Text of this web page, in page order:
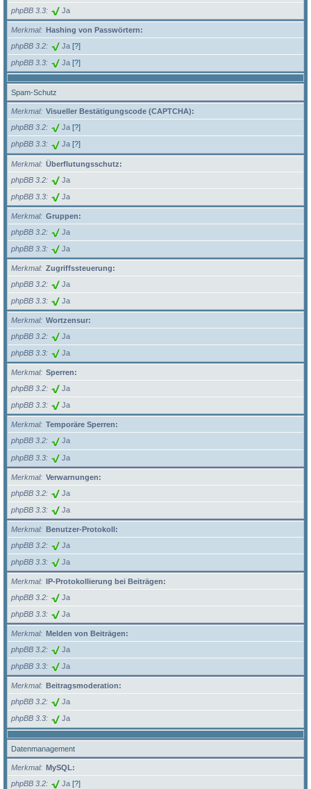
phpBB 3.3 Ja
Merkmal
Hashing von Passwörtern:
phpBB 3.2
Ja [?]
phpBB 3.3 Ja [?]
Spam-Schutz
Merkmal
Visueller Bestätigungscode (CAPTCHA):
phpBB 3.2
Ja [?]
phpBB 3.3 Ja [?]
Merkmal
Überflutungsschutz:
phpBB 3.2
Ja
phpBB 3.3 Ja
Merkmal
Gruppen:
phpBB 3.2
Ja
phpBB 3.3 Ja
Merkmal
Zugriffssteuerung:
phpBB 3.2
Ja
phpBB 3.3 Ja
Merkmal
Wortzensur:
phpBB 3.2
Ja
phpBB 3.3 Ja
Merkmal
Sperren:
phpBB 3.2
Ja
phpBB 3.3 Ja
Merkmal
Temporäre Sperren:
phpBB 3.2
Ja
phpBB 3.3 Ja
Merkmal
Verwarnungen:
phpBB 3.2
Ja
phpBB 3.3 Ja
Merkmal
Benutzer-Protokoll:
phpBB 3.2
Ja
phpBB 3.3 Ja
Merkmal
IP-Protokollierung bei Beiträgen:
phpBB 3.2
Ja
phpBB 3.3 Ja
Merkmal
Melden von Beiträgen:
phpBB 3.2
Ja
phpBB 3.3 Ja
Merkmal
Beitragsmoderation:
phpBB 3.2
Ja
phpBB 3.3 Ja
Datenmanagement
Merkmal
MySQL:
phpBB 3.2
Ja [?]